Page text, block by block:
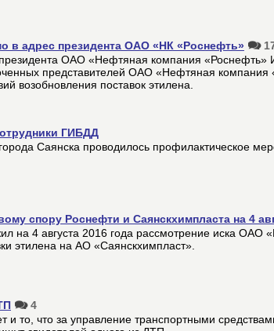
в адрес президента ОАО «НК «Роснефть»
ОАО «Нефтяная компания «Роснефть»
представителей ОАО «Нефтяная
возобновления поставок этилена.
ГИБДД
Саянска проводилось профилактическое
спору Роснефти и Саянскхимпласта на 4
на 4 августа 2016 года рассмотрение иска ОАО
этилена на АО «Саянскхимпласт».
4
и то, что за управление транспортными